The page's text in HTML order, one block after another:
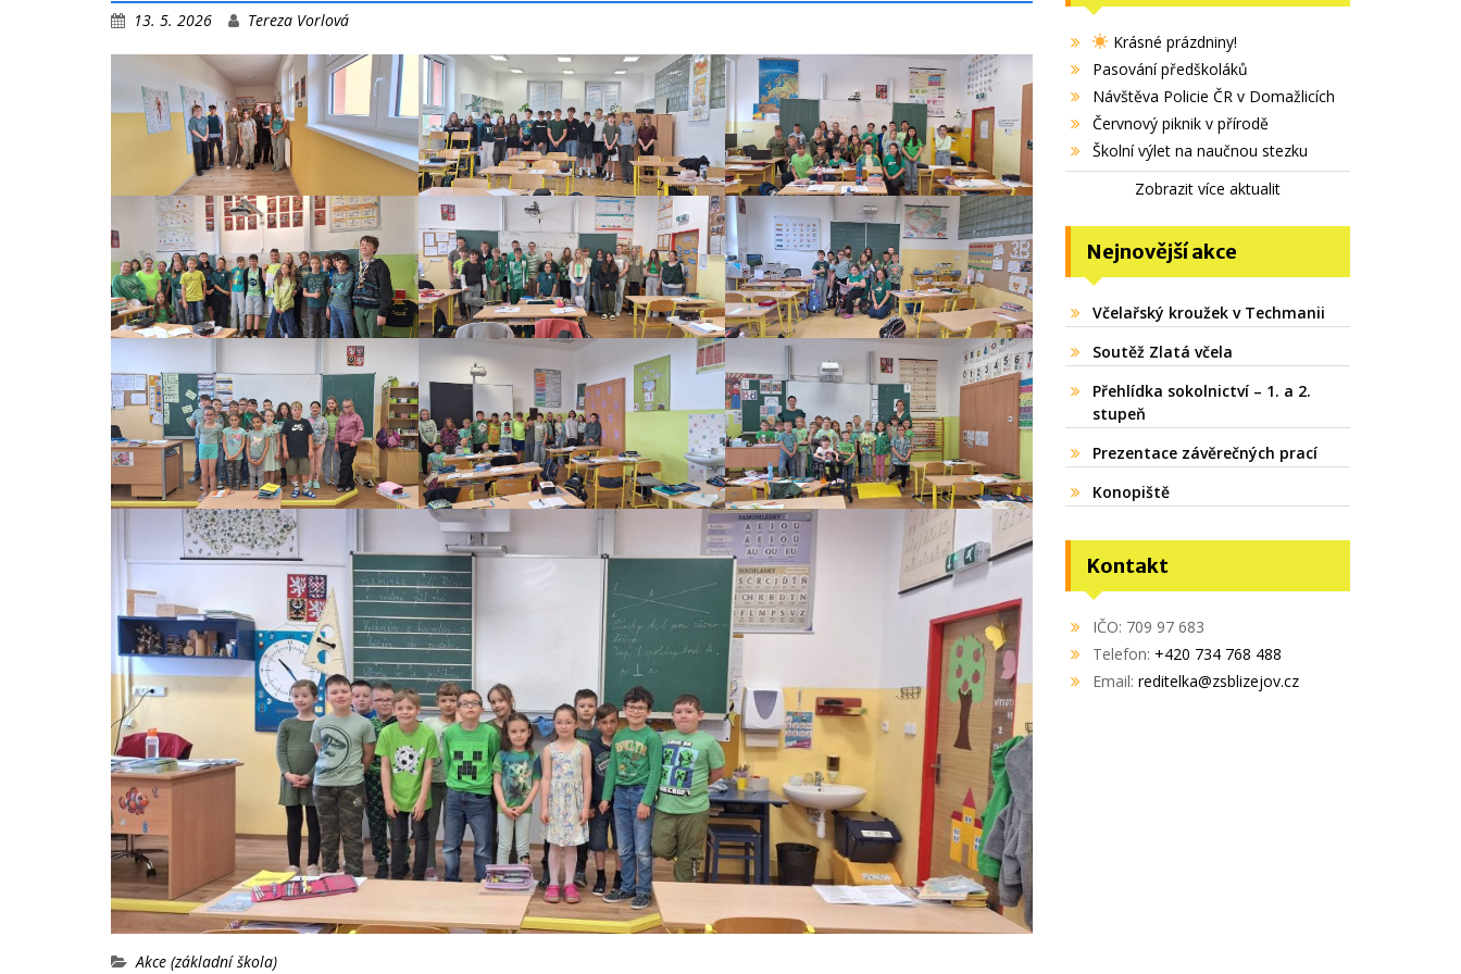
13. 5. 2026 Tereza Vorlová
Akce (základní škola)
Krásné prázdniny!
Pasování předškoláků
Návštěva Policie ČR v Domažlicích
Červnový piknik v přírodě
Školní výlet na naučnou stezku
Zobrazit více aktualit
Nejnovější akce
Včelařský kroužek v Techmanii
Soutěž Zlatá včela
Přehlídka sokolnictví – 1. a 2.
stupeň
Prezentace závěrečných prací
Konopiště
Kontakt
IČO: 709 97 683
Telefon: +420 734 768 488
Email: reditelka@zsblizejov.cz